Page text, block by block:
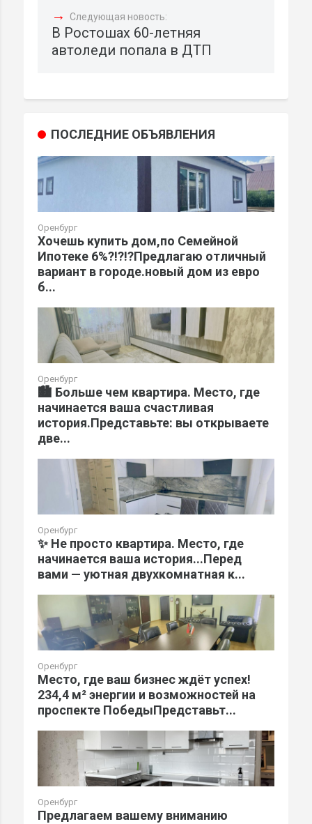
→ Следующая новость:
В Ростошах 60-летняя
автоледи попала в ДТП
ПОСЛЕДНИЕ ОБЪЯВЛЕНИЯ
Оренбург
Хочешь купить дом,по Семейной
Ипотеке 6%?!?!?Предлагаю отличный
вариант в городе.новый дом из евро
б...
Оренбург
🏙️ Больше чем квартира. Место, где
начинается ваша счастливая
история.Представьте: вы открываете
две...
Оренбург
✨ Не просто квартира. Место, где
начинается ваша история...Перед
вами — уютная двухкомнатная к...
Оренбург
Место, где ваш бизнес ждёт успех!
234,4 м² энергии и возможностей на
проспекте ПобедыПредставьт...
Оренбург
Предлагаем вашему вниманию